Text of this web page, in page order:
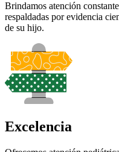
Brindamos atención
respaldadas por evidencia
de su hijo.
Excelencia